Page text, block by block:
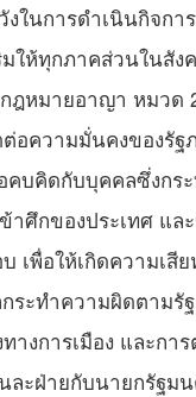
งในการดำเนินกิจก
มให้ทุกภาคส่วนในสั
ฎหมายอาญา หมวด
อความมั่นคงของรัฐ
คบคิดกับบุคคลซึ่งกร
าศึกของประเทศ แ
เพื่อให้เกิดความเ
ระทำความผิดตามรั
างการเมือง และก
ละฝ่ายกับนายกรัฐม